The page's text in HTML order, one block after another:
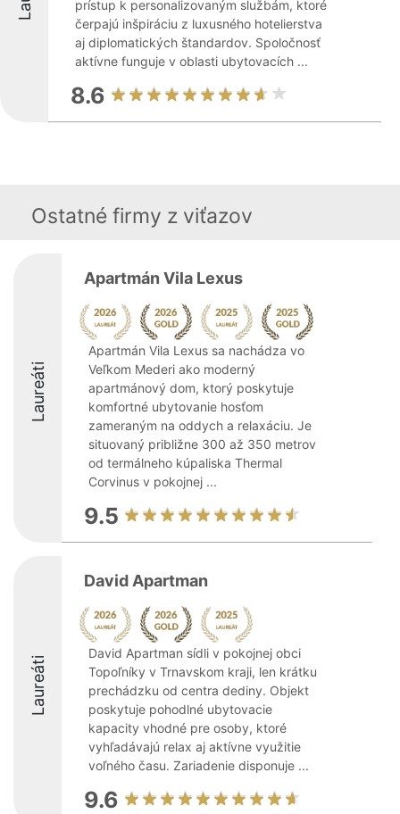
prístup k personalizovaným službám, ktoré
čerpajú inšpiráciu z luxusného hotelierstva
aj diplomatických štandardov. Spoločnosť
aktívne funguje v oblasti ubytovacích ...
8.6
Ostatné firmy z viťazov
Laureáti
Apartmán Vila Lexus
Apartmán Vila Lexus sa nachádza vo
Veľkom Mederi ako moderný
apartmánový dom, ktorý poskytuje
komfortné ubytovanie hosťom
zameraným na oddych a relaxáciu. Je
situovaný približne 300 až 350 metrov
od termálneho kúpaliska Thermal
Corvinus v pokojnej ...
9.5
Laureáti
David Apartman
David Apartman sídli v pokojnej obci
Topoľníky v Trnavskom kraji, len krátku
prechádzku od centra dediny. Objekt
poskytuje pohodlné ubytovacie
kapacity vhodné pre osoby, ktoré
vyhľadávajú relax aj aktívne využitie
voľného času. Zariadenie disponuje ...
9.6